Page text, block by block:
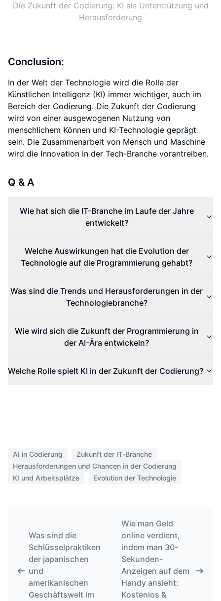
Die Zukunft der Codierung: KI als Unterstützung und
Herausforderung
Conclusion:
In der Welt der Technologie wird die Rolle der
Künstlichen Intelligenz (KI) immer wichtiger, auch im
Bereich der Codierung. Die Zukunft der Codierung
wird von einer ausgewogenen Nutzung von
menschlichem Können und KI-Technologie geprägt
sein. Die Zusammenarbeit von Mensch und Maschine
wird die Innovation in der Tech-Branche vorantreiben.
Q & A
Wie hat sich die IT-Branche im Laufe der Jahre
entwickelt?
Welche Auswirkungen hat die Evolution der
Technologie auf die Programmierung gehabt?
Was sind die Trends und Herausforderungen in der
Technologiebranche?
Wie wird sich die Zukunft der Programmierung in
der AI-Ära entwickeln?
Welche Rolle spielt KI in der Zukunft der Codierung?
AI in Codierung
Zukunft der IT-Branche
Herausforderungen und Chancen in der Codierung
KI und Arbeitsplätze
Evolution der Technologie
Was sind die
Schlüsselpraktiken
der japanischen
und
amerikanischen
Geschäftswelt im
Wie man Geld
online verdient,
indem man 30-
Sekunden-
Anzeigen auf dem
Handy ansieht:
Kostenlos &